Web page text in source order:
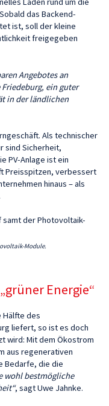
das Backend-
ist, soll der kleine
freigegeben
Angebotes an
ein guter
in der ländlichen
Als technischer
sind Sicherheit,
PV-Anlage ist ein
Preisspitzen, verbessert
hinaus – als
Module.
Energie“
Hälfte des
liefert, so ist es doch
wird: Mit dem Ökostrom
aus regenerativen
Bedarfe, die die
wohl bestmögliche
, sagt Uwe Jahnke.